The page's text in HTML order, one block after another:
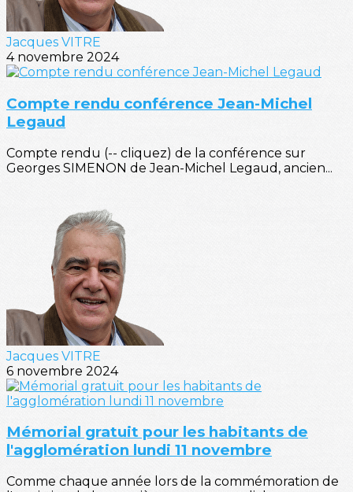
Jacques VITRE
4 novembre 2024
Compte rendu conférence Jean-Michel
Legaud
Compte rendu (-- cliquez) de la conférence sur
Georges SIMENON de Jean-Michel Legaud, ancien...
Jacques VITRE
6 novembre 2024
Mémorial gratuit pour les habitants de
l'agglomération lundi 11 novembre
Comme chaque année lors de la commémoration de